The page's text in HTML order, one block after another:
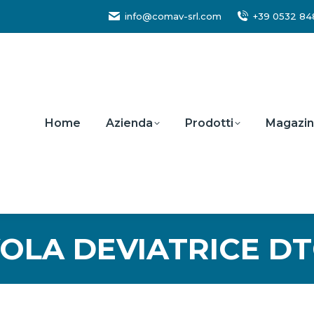
info@comav-srl.com +39 0532
Home Azienda Prodotti
DEVIATRICE